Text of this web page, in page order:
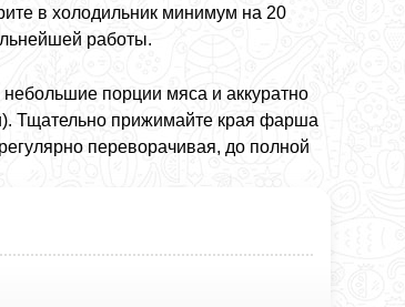
в холодильник минимум на 20
работы.
порции мяса и аккуратно
Тщательно прижимайте края фарша
переворачивая, до полной